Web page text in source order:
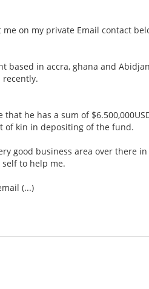
on my private Email contact
based in accra, ghana and
recently.
he has a sum of
of kin in depositing of the fund.
good business area over there
to help me.
(...)